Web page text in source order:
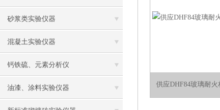
砂浆类实验仪器
混凝土实验仪器
钙铁硫、元素分析仪
油漆、涂料实验仪器 供应DHF84玻璃耐